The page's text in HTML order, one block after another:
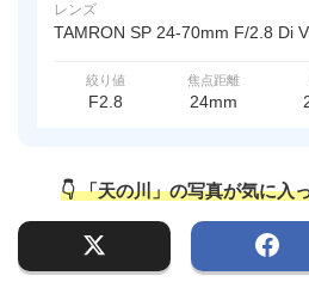
レンズ
TAMRON SP 24-70mm F/2.8 Di
絞り値
F2.8
焦点距離
24mm
👇 「天の川」の写真が気に入